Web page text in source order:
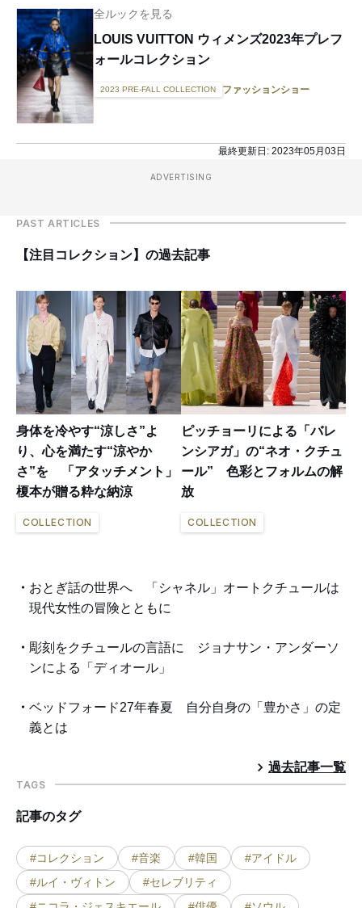
全ルックを見る
LOUIS VUITTON ウィメンズ2023年プレフ
ォールコレクション
2023 PRE-FALL COLLECTION ファッションショー
最終更新日: 2023年05月03日
ADVERTISING
PAST ARTICLES
【注目コレクション】の過去記事
身体を冷やす“涼しさ”よ
り、心を満たす“涼やか
さ”を 「アタッチメント」
榎本が贈る粋な納涼
COLLECTION
ピッチョーリによる「バレ
ンシアガ」の“ネオ・クチュ
ール” 色彩とフォルムの解
放
COLLECTION
おとぎ話の世界へ 「シャネル」オートクチュールは
現代女性の冒険とともに
彫刻をクチュールの言語に ジョナサン・アンダーソ
ンによる「ディオール」
ベッドフォード27年春夏 自分自身の「豊かさ」の定
義とは
過去記事一覧
TAGS
記事のタグ
#コレクション #音楽 #韓国
#アイドル
#ルイ・ヴィトン
#セレブリティ